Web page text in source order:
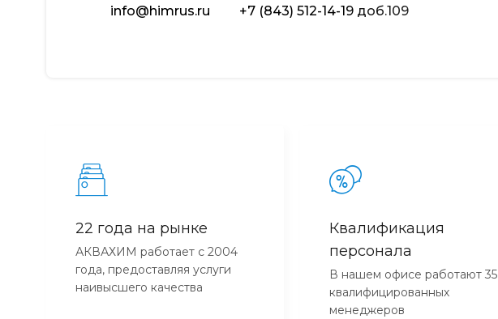
info@himrus.ru
+7 (843) 512-14-19 доб.109
22 года на рынке
АКВАХИМ работает с 2004
года, предоставляя услуги
наивысшего качества
Квалификация
персонала
В нашем офисе работают 35
квалифицированных
менеджеров